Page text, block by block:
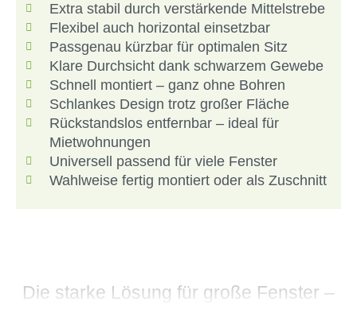
Extra stabil durch verstärkende Mittelstrebe
Flexibel auch horizontal einsetzbar
Passgenau kürzbar für optimalen Sitz
Klare Durchsicht dank schwarzem Gewebe
Schnell montiert – ganz ohne Bohren
Schlankes Design trotz großer Fläche
Rückstandslos entfernbar – ideal für
Mietwohnungen
Universell passend für viele Fenster
Wahlweise fertig montiert oder als Zuschnitt
Die starke Lösung für große Fenster –